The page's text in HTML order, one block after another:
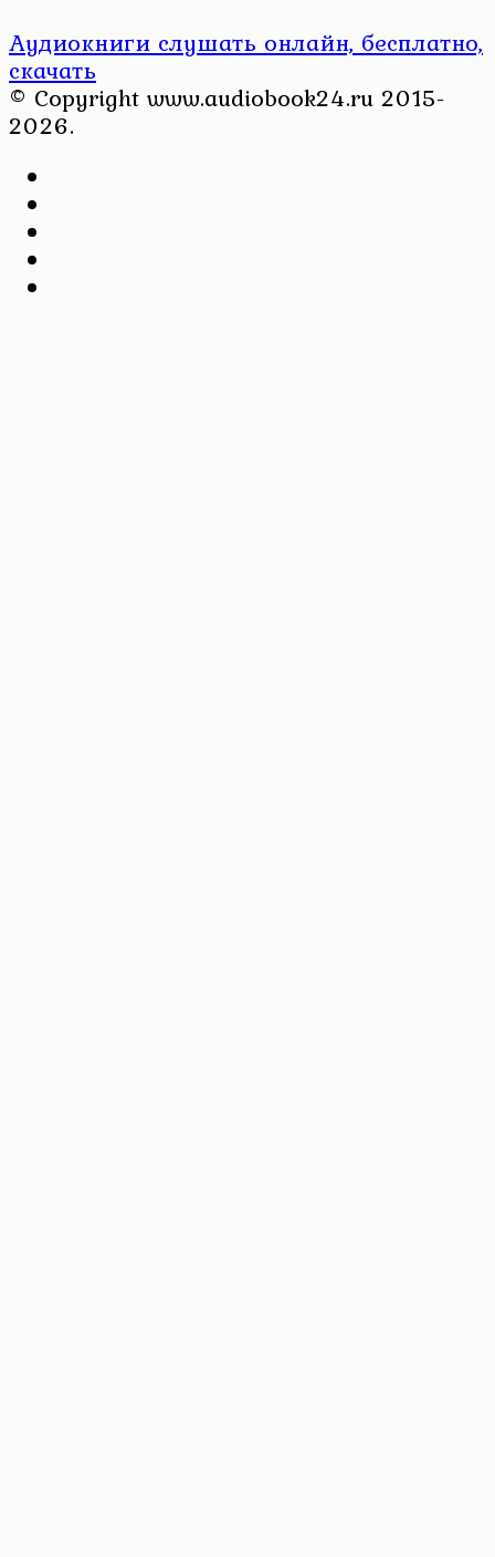
Аудиокниги слушать онлайн, бесплатно,
скачать
© Copyright www.audiobook24.ru 2015-
2026.